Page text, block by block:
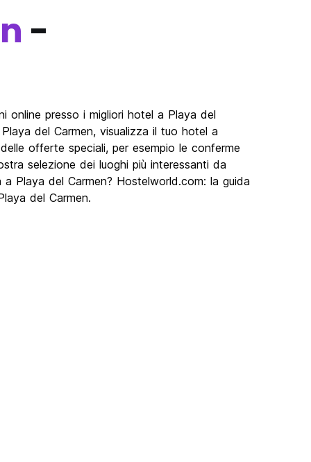
-
presso i migliori hotel a Playa del
del Carmen, visualizza il tuo hotel a
offerte speciali, per esempio le conferme
selezione dei luoghi più interessanti da
Playa del Carmen? Hostelworld.com: la guida
del Carmen.